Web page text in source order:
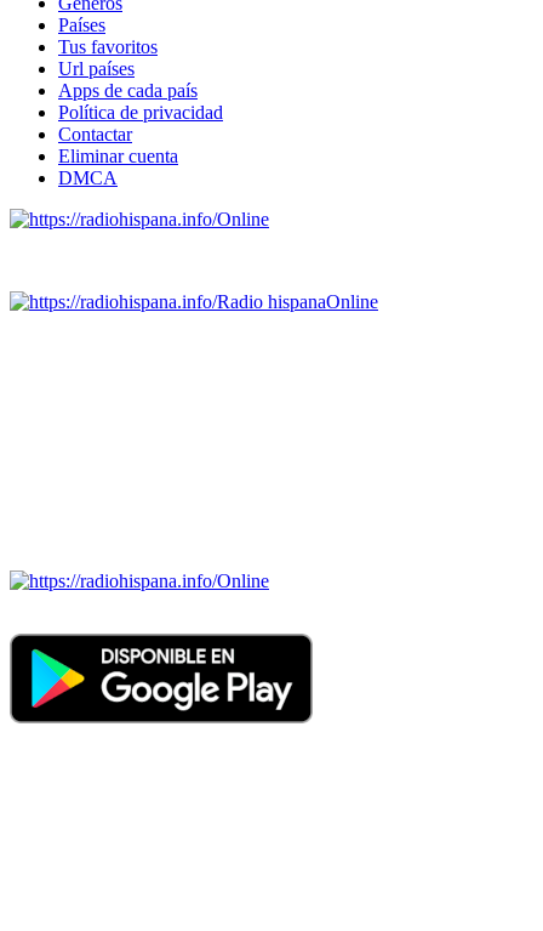
Países
Tus favoritos
Url países
Apps de cada país
Política de privacidad
Contactar
Eliminar cuenta
DMCA
Online
Radio hispanaOnline
Online